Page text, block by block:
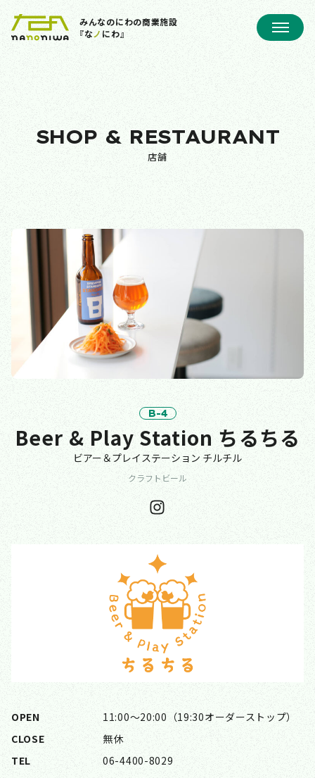
みんなのにわの商業施設
『なノ にわ』
SHOP & RESTAURANT
店舗
OPEN
11:00〜20:00（19:30オーダーストップ）
CLOSE
無休
TEL
06-4400-8029
B-4
Beer & Play Station ちるちる
ビアー＆プレイステーション チルチル
クラフトビール